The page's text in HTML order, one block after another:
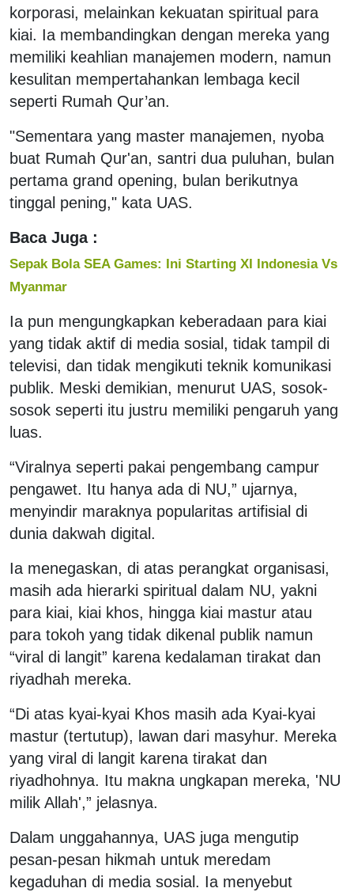
korporasi, melainkan kekuatan spiritual para
kiai. Ia membandingkan dengan mereka yang
memiliki keahlian manajemen modern, namun
kesulitan mempertahankan lembaga kecil
seperti Rumah Qur’an.
"Sementara yang master manajemen, nyoba
buat Rumah Qur'an, santri dua puluhan, bulan
pertama grand opening, bulan berikutnya
tinggal pening," kata UAS.
Baca Juga :
Sepak Bola SEA Games: Ini Starting XI Indonesia Vs
Myanmar
Ia pun mengungkapkan keberadaan para kiai
yang tidak aktif di media sosial, tidak tampil di
televisi, dan tidak mengikuti teknik komunikasi
publik. Meski demikian, menurut UAS, sosok-
sosok seperti itu justru memiliki pengaruh yang
luas.
“Viralnya seperti pakai pengembang campur
pengawet. Itu hanya ada di NU,” ujarnya,
menyindir maraknya popularitas artifisial di
dunia dakwah digital.
Ia menegaskan, di atas perangkat organisasi,
masih ada hierarki spiritual dalam NU, yakni
para kiai, kiai khos, hingga kiai mastur atau
para tokoh yang tidak dikenal publik namun
“viral di langit” karena kedalaman tirakat dan
riyadhah mereka.
“Di atas kyai-kyai Khos masih ada Kyai-kyai
mastur (tertutup), lawan dari masyhur. Mereka
yang viral di langit karena tirakat dan
riyadhohnya. Itu makna ungkapan mereka, 'NU
milik Allah',” jelasnya.
Dalam unggahannya, UAS juga mengutip
pesan-pesan hikmah untuk meredam
kegaduhan di media sosial. Ia menyebut